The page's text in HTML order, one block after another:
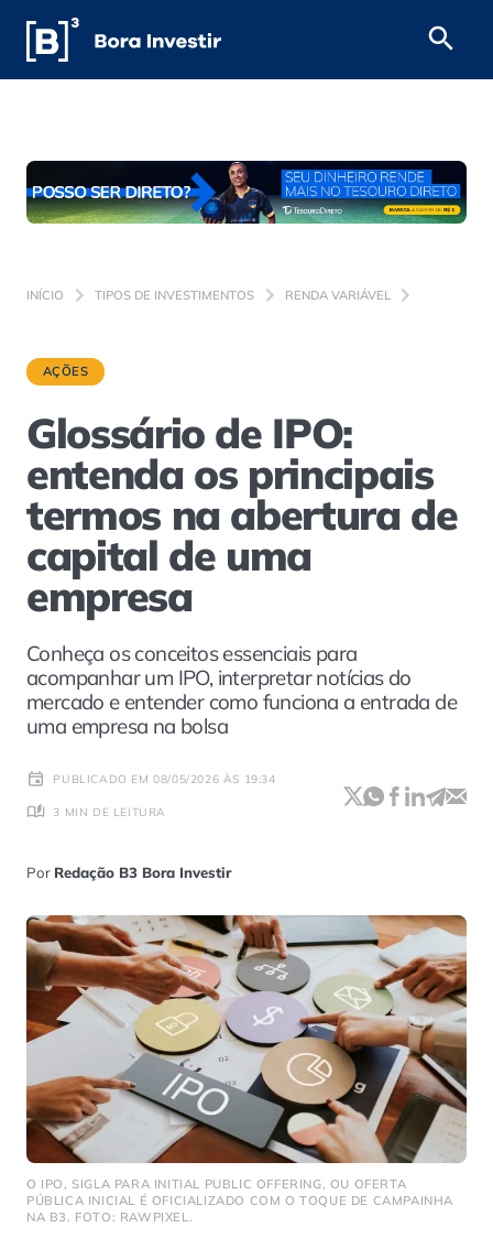
INÍCIO TIPOS DE INVESTIMENTOS RENDA VARIÁVEL
AÇÕES
Glossário de IPO:
entenda os principais
termos na abertura de
capital de uma
empresa
Conheça os conceitos essenciais para
acompanhar um IPO, interpretar notícias do
mercado e entender como funciona a entrada de
uma empresa na bolsa
PUBLICADO EM 08/05/2026 ÀS 19:34
3 MIN DE LEITURA
Por Redação B3 Bora Investir
O IPO, SIGLA PARA INITIAL PUBLIC OFFERING, OU OFERTA
PÚBLICA INICIAL É OFICIALIZADO COM O TOQUE DE CAMPAINHA
NA B3. FOTO: RAWPIXEL.